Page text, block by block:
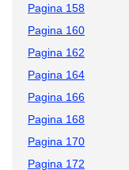
Pagina 158
Pagina 160
Pagina 162
Pagina 164
Pagina 166
Pagina 168
Pagina 170
Pagina 172